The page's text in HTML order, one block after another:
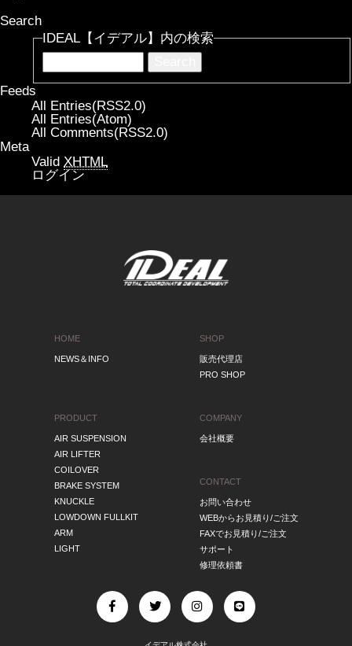
Search
IDEAL【イデアル】内の検索
Feeds
All Entries(RSS2.0)
All Entries(Atom)
All Comments(RSS2.0)
Meta
Valid XHTML
ログイン
HOME
NEWS＆INFO
PRODUCT
AIR SUSPENSION
AIR LIFTER
COILOVER
BRAKE SYSTEM
KNUCKLE
LOWDOWN FULLKIT
ARM
LIGHT
SHOP
販売代理店
PRO SHOP
COMPANY
会社概要
CONTACT
お問い合わせ
WEBからお見積り/ご注文
FAXでお見積り/ご注文
サポート
修理依頼書